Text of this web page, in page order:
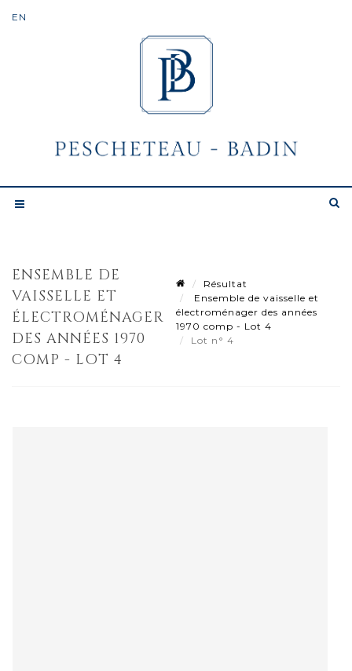
ENSEMBLE DE
VAISSELLE ET
ÉLECTROMÉNAGER
DES ANNÉES 1970
COMP - LOT 4
Résultat
Ensemble de vaisselle et
électroménager des années
1970 comp - Lot 4
Lot n° 4